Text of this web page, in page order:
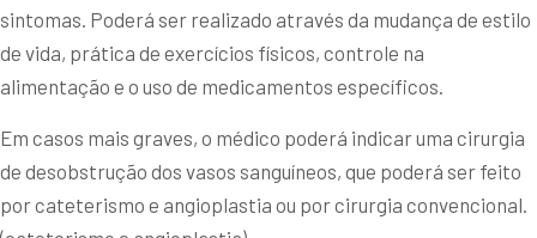
sintomas. Poderá ser realizado através da mudança de estilo
de vida, prática de exercícios físicos, controle na
alimentação e o uso de medicamentos específicos.
Em casos mais graves, o médico poderá indicar uma cirurgia
de desobstrução dos vasos sanguíneos, que poderá ser feito
por cateterismo e angioplastia ou por cirurgia convencional.